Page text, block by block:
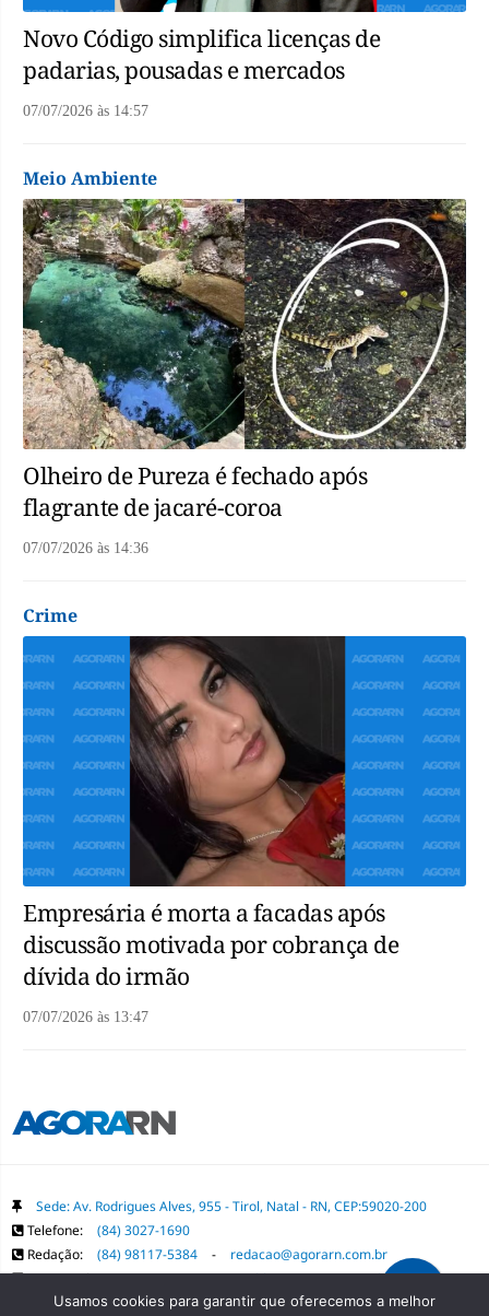
Novo Código simplifica licenças de
padarias, pousadas e mercados
07/07/2026 às 14:57
Meio Ambiente
Olheiro de Pureza é fechado após
flagrante de jacaré-coroa
07/07/2026 às 14:36
Crime
Empresária é morta a facadas após
discussão motivada por cobrança de
dívida do irmão
07/07/2026 às 13:47
Sede: Av. Rodrigues Alves, 955 - Tirol, Natal - RN, CEP:59020-200
Telefone:
(84) 3027-1690
Redação:
(84) 98117-5384 -
redacao@agorarn.com.br
Comercial: (84) 98117-1718 - publica@agorarn.com.br
Usamos cookies para garantir que oferecemos a melhor